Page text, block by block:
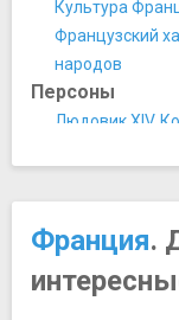
Парижский
Сад растений
Фонд Louis
Центр Жоржа
Кабаре Crazy
Кабаре
Мулен Руж
Ресторан
Культура
Французский
народов
Персоны
Людовик XIV.
Развлечения и
Куда пойти
Лайфхаки при
Покупки
Франция.